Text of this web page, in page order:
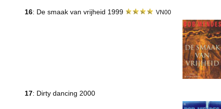
16: De smaak van vrijheid 1999 VN00
17: Dirty dancing 2000